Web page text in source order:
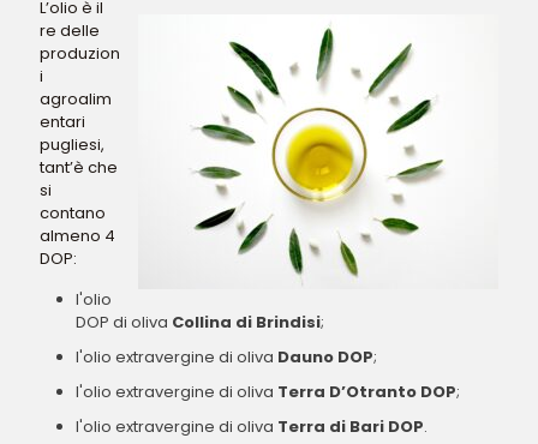
L’olio è il
re delle
produzion
i
agroalim
entari
pugliesi,
tant’è che
si
contano
almeno 4
DOP:
l'olio
DOP di oliva Collina di Brindisi;
l'olio extravergine di oliva Dauno DOP;
l'olio extravergine di oliva Terra D’Otranto DOP;
l'olio extravergine di oliva Terra di Bari DOP.